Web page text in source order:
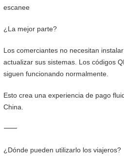
escanee
¿La mejor parte?
Los comerciantes no necesitan
actualizar sus sistemas. Los códigos
siguen funcionando normalmente.
Esto crea una experiencia de pago
China.
⸻
¿Dónde pueden utilizarlo los viajeros?